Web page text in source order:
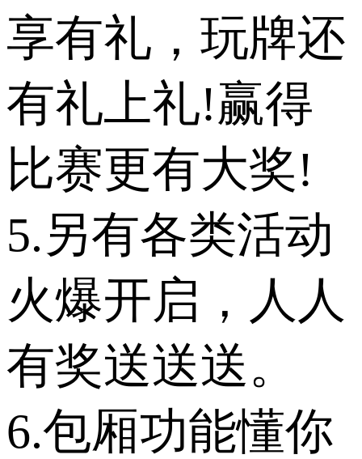
享有礼，玩牌还
有礼上礼!赢得
比赛更有大奖!
5.另有各类活动
火爆开启，人人
有奖送送送。
6.包厢功能懂你